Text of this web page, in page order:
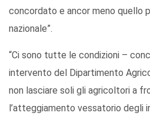
concordato e ancor meno quello
nazionale”.
“Ci sono tutte le condizioni –
intervento del Dipartimento
non lasciare soli gli agricoltori a
l’atteggiamento vessatorio degli